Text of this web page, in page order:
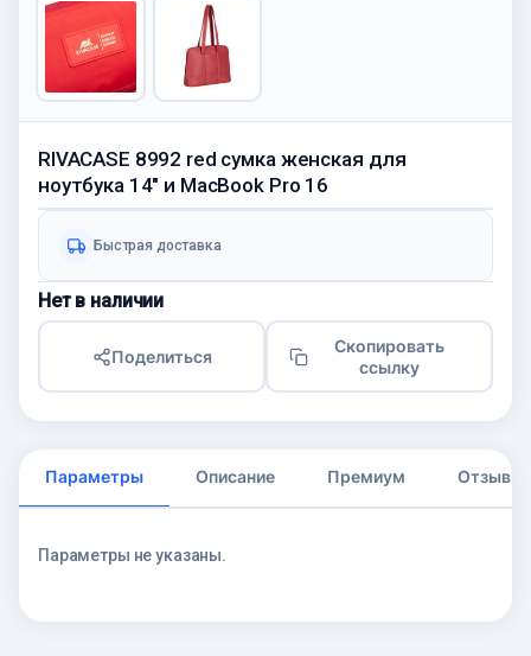
RIVACASE 8992 red сумка женская для
ноутбука 14" и MacBook Pro 16
Быстрая доставка
Нет в наличии
Поделиться
Скопировать
ссылку
Параметры Описание Премиум Отзывы
Параметры не указаны.